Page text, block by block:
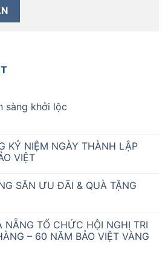
sàng khởi lộc
KỶ NIỆM NGÀY THÀNH LẬP
VIỆT
SĂN ƯU ĐÃI & QUÀ TẶNG
NẴNG TỔ CHỨC HỘI NGHỊ TRI
– 60 NĂM BẢO VIỆT VÀNG